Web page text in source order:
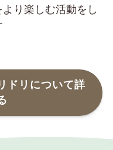
より楽しむ活動をし
ドリについて詳